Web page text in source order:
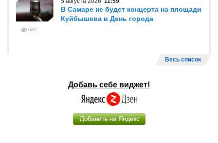
В Самаре не будет концерта на площади
Куйбышева в День города
687
Весь список
Добавь себе виджет!